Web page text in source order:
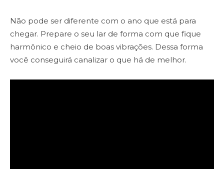
Não pode ser diferente com o ano que está para
chegar. Prepare o seu lar de forma com que fique
harmônico e cheio de boas vibrações. Dessa forma
você conseguirá canalizar o que há de melhor.